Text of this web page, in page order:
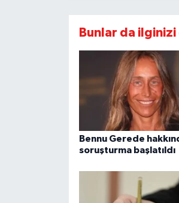
Bunlar da
Bennu Gerede
soruşturma başlatıldı